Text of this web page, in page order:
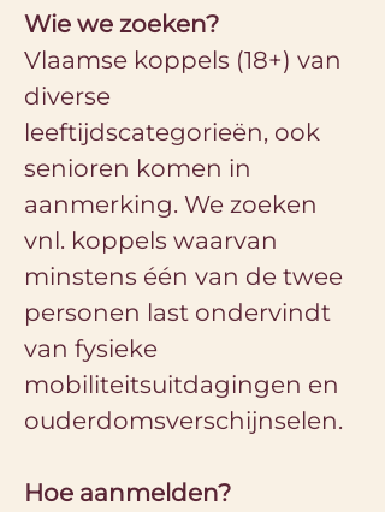
Wie we zoeken?
Vlaamse koppels (18+) van
diverse
leeftijdscategorieën, ook
senioren komen in
aanmerking. We zoeken
vnl. koppels waarvan
minstens één van de twee
personen last ondervindt
van fysieke
mobiliteitsuitdagingen en
ouderdomsverschijnselen.
Hoe aanmelden?